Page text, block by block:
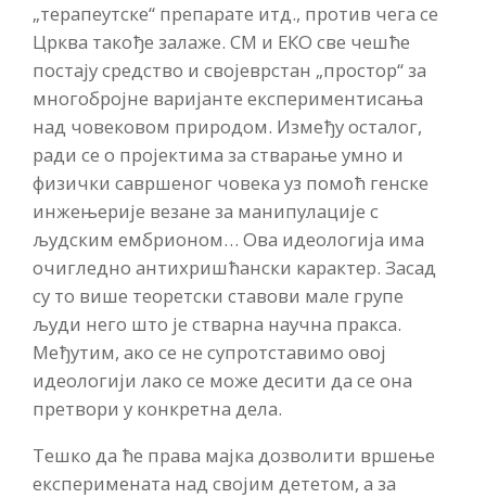
„терапеутске“ препарате итд., против чега се
Црква такође залаже. СМ и ЕКО све чешће
постају средство и својеврстан „простор“ за
многобројне варијанте експериментисања
над човековом природом. Између осталог,
ради се о пројектима за стварање умно и
физички савршеног човека уз помоћ генске
инжењерије везане за манипулације с
људским ембрионом… Ова идеологија има
очигледно антихришћански карактер. Засад
су то више теоретски ставови мале групе
људи него што је стварна научна пракса.
Међутим, ако се не супротставимо овој
идеологији лако се може десити да се она
претвори у конкретна дела.
Тешко да ће права мајка дозволити вршење
експеримената над својим дететом, а за